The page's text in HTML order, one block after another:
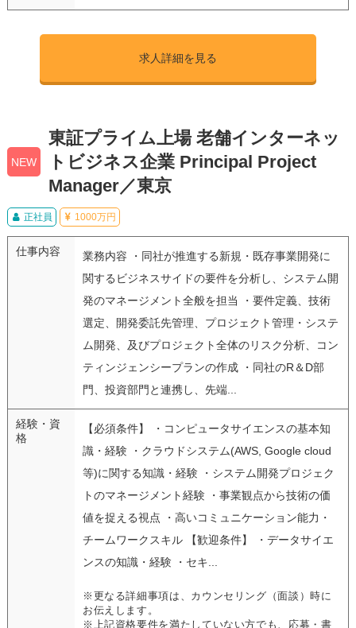
求人詳細を見る
NEW
東証プライム上場 老舗インターネッ
トビジネス企業 Principal Project
Manager／東京
正社員 1000万円
仕事内容
業務内容 ・同社が推進する新規・既存事業開発に
関するビジネスサイドの要件を分析し、システム開
発のマネージメント全般を担当 ・要件定義、技術
選定、開発委託先管理、プロジェクト管理・システ
ム開発、及びプロジェクト全体のリスク分析、コン
ティンジェンシープランの作成 ・同社のR＆D部
門、投資部門と連携し、先端...
経験・資
格
【必須条件】 ・コンピュータサイエンスの基本知
識・経験 ・クラウドシステム(AWS, Google cloud
等)に関する知識・経験 ・システム開発プロジェク
トのマネージメント経験 ・事業観点から技術の価
値を捉える視点 ・高いコミュニケーション能力・
チームワークスキル 【歓迎条件】 ・データサイエ
ンスの知識・経験 ・セキ...
※更なる詳細事項は、カウンセリング（面談）時に
お伝えします。
※上記資格要件を満たしていない方でも、応募・書